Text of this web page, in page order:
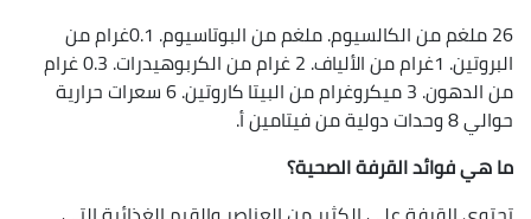
26 ملغم من الكالسيوم. ملغم من البوتاسيوم. 0.1غرام من
البروتين. 1غرام من الألياف. 2 غرام من الكربوهيدرات. 0.3 غرام
من الدهون. 3 ميكروغرام من البيتا كاروتين. 6 سعرات حرارية
حوالي 8 وحدات دولية من فيتامين أ.
ما هي فوائد القرفة الصحية؟